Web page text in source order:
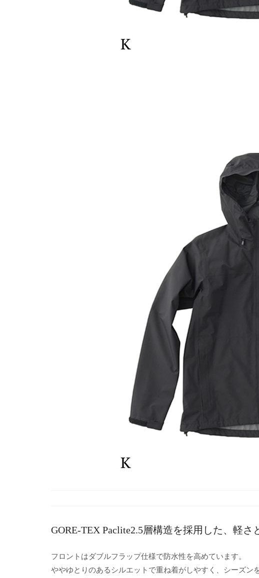
GORE-TEX Paclite2.5層構造を採用した、軽
フロントはダブルフラップ仕様で防水性を高めています。
ややゆとりのあるシルエットで重ね着がしやすく、シーズン